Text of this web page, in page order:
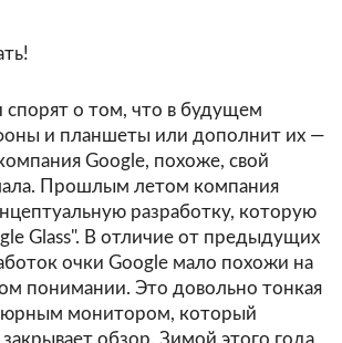
спорят о том, что в будущем
и планшеты или дополнит их —
Google, похоже, свой
Прошлым летом компания
разработку, которую
Glass". В отличие от предыдущих
очки Google мало похожи на
понимании. Это довольно тонкая
монитором, который